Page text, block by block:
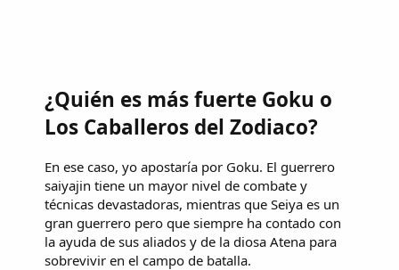
¿Quién es más fuerte Goku o
Los Caballeros del Zodiaco?
En ese caso, yo apostaría por Goku. El guerrero
saiyajin tiene un mayor nivel de combate y
técnicas devastadoras, mientras que Seiya es un
gran guerrero pero que siempre ha contado con
la ayuda de sus aliados y de la diosa Atena para
sobrevivir en el campo de batalla.